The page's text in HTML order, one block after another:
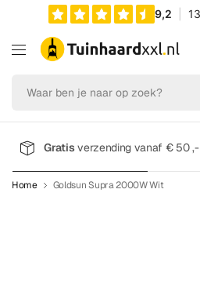
Gratisverzending vanaf € 50 ,-
Home Goldsun Supra 2000W Wit